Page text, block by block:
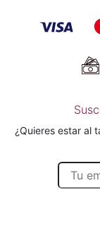
¿Quieres estar al